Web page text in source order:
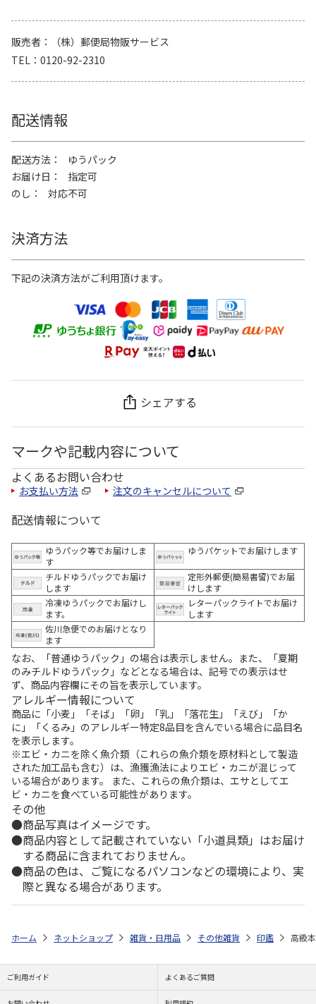
販売者
（株）郵便局物販サービス
TEL
0120-92-2310
配送情報
配送方法
ゆうパック
お届け日
指定可
のし
対応不可
決済方法
下記の決済方法がご利用頂けます。
シェアする
マークや記載内容について
よくあるお問い合わせ
お支払い方法 注文のキャンセルについて
配送情報について
ゆうパック等でお届けしま
す
ゆうパケットでお届けします
チルドゆうパックでお届け
します
定形外郵便(簡易書留)でお届
けします
冷凍ゆうパックでお届けし
ます。
レターパックライトでお届け
します
佐川急便でのお届けとなり
ます
なお、「普通ゆうパック」の場合は表示しません。また、「夏期
のみチルドゆうパック」などとなる場合は、記号での表示はせ
ず、商品内容欄にその旨を表示しています。
アレルギー情報について
商品に「小麦」「そば」「卵」「乳」「落花生」「えび」「か
に」「くるみ」のアレルギー特定8品目を含んでいる場合に品目名
を表示します。
※エビ・カニを除く魚介類（これらの魚介類を原材料として製造
された加工品も含む）は、漁獲漁法によりエビ・カニが混じって
いる場合があります。 また、これらの魚介類は、エサとしてエ
ビ・カニを食べている可能性があります。
その他
商品写真はイメージです。
商品内容として記載されていない「小道具類」はお届け
する商品に含まれておりません。
商品の色は、ご覧になるパソコンなどの環境により、実
際と異なる場合があります。
ホーム ネットショップ 雑貨・日用品 その他雑貨 印鑑 高級
ご利用ガイド よくあるご質問